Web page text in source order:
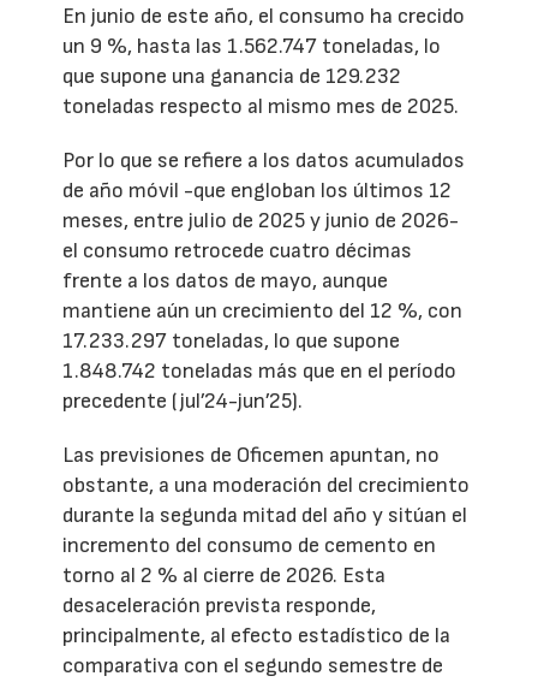
En junio de este año, el consumo ha crecido
un 9 %, hasta las 1.562.747 toneladas, lo
que supone una ganancia de 129.232
toneladas respecto al mismo mes de 2025.
Por lo que se refiere a los datos acumulados
de año móvil -que engloban los últimos 12
meses, entre julio de 2025 y junio de 2026-
el consumo retrocede cuatro décimas
frente a los datos de mayo, aunque
mantiene aún un crecimiento del 12 %, con
17.233.297 toneladas, lo que supone
1.848.742 toneladas más que en el período
precedente (jul’24-jun’25).
Las previsiones de Oficemen apuntan, no
obstante, a una moderación del crecimiento
durante la segunda mitad del año y sitúan el
incremento del consumo de cemento en
torno al 2 % al cierre de 2026. Esta
desaceleración prevista responde,
principalmente, al efecto estadístico de la
comparativa con el segundo semestre de